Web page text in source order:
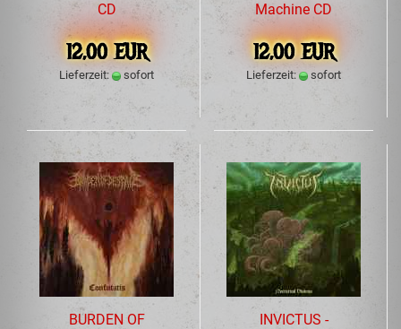
CD
12,00 EUR
Lieferzeit: sofort
Machine CD
12,00 EUR
Lieferzeit: sofort
BURDEN OF
INVICTUS -